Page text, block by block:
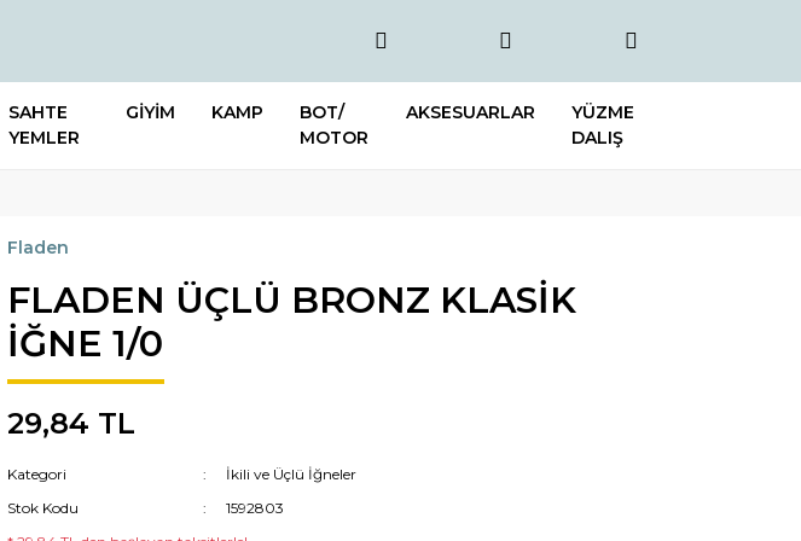
SAHTE
YEMLER
GİYİM KAMP
BOT/
MOTOR
AKSESUARLAR
YÜZME
DALIŞ
Fladen
FLADEN ÜÇLÜ BRONZ KLASİK
İĞNE 1/0
29,84 TL
Kategori
İkili ve Üçlü İğneler
Stok Kodu
1592803